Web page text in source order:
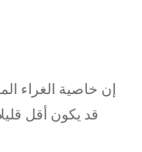
إن خاصية الغراء
قد يكون أقل